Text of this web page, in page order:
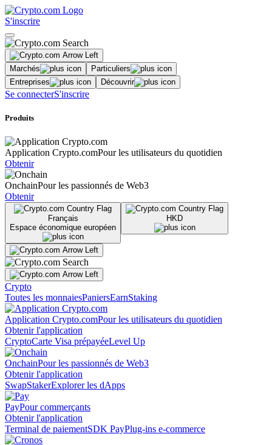
S'inscrire
Marchés
Particuliers
Entreprises
Découvrir
Se connecterS'inscrire
Produits
Application Crypto.comPour les utilisateurs du quotidien
Obtenir
OnchainPour les passionnés de Web3
Obtenir
Français
Espace économique européen
HKD
Crypto
Toutes les monnaiesPaniersEarnStaking
Application Crypto.comPour les utilisateurs du quotidien
Obtenir l'application
CryptoCarte Visa prépayéeLevel Up
OnchainPour les passionnés de Web3
Obtenir l'application
SwapStakerExplorer les dApps
PayPour commerçants
Obtenir l'application
Terminal de paiementSDK PayPlug-ins e-commerce